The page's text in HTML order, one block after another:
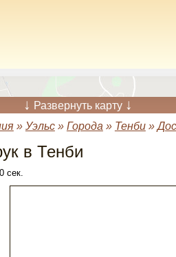
↓ Развернуть карту ↓
» Уэльс» Города » Тенби»
в Тенби
сек.